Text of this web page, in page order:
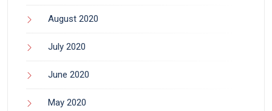
August 2020
July 2020
June 2020
May 2020